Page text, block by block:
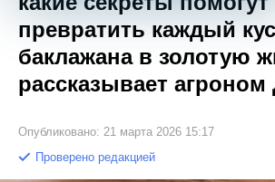
превратить каждый
баклажана в золотую
рассказывает
Опубликовано: 21 марта 2026 15:17
Проверено редакцией